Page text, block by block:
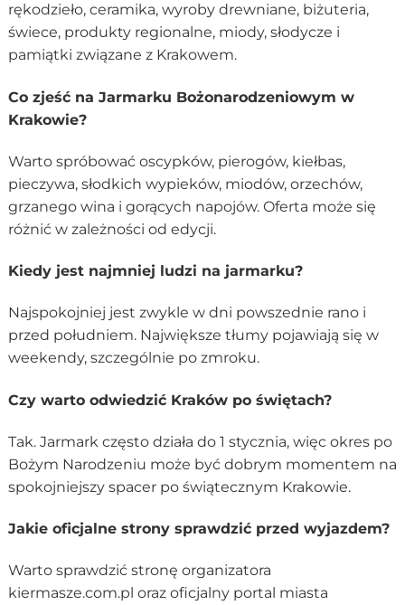
rękodzieło, ceramika, wyroby drewniane, biżuteria,
świece, produkty regionalne, miody, słodycze i
pamiątki związane z Krakowem.
Co zjeść na Jarmarku Bożonarodzeniowym w
Krakowie?
Warto spróbować oscypków, pierogów, kiełbas,
pieczywa, słodkich wypieków, miodów, orzechów,
grzanego wina i gorących napojów. Oferta może się
różnić w zależności od edycji.
Kiedy jest najmniej ludzi na jarmarku?
Najspokojniej jest zwykle w dni powszednie rano i
przed południem. Największe tłumy pojawiają się w
weekendy, szczególnie po zmroku.
Czy warto odwiedzić Kraków po świętach?
Tak. Jarmark często działa do 1 stycznia, więc okres po
Bożym Narodzeniu może być dobrym momentem na
spokojniejszy spacer po świątecznym Krakowie.
Jakie oficjalne strony sprawdzić przed wyjazdem?
Warto sprawdzić stronę organizatora
kiermasze.com.pl oraz oficjalny portal miasta